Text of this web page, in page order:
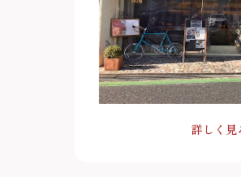
詳しく見